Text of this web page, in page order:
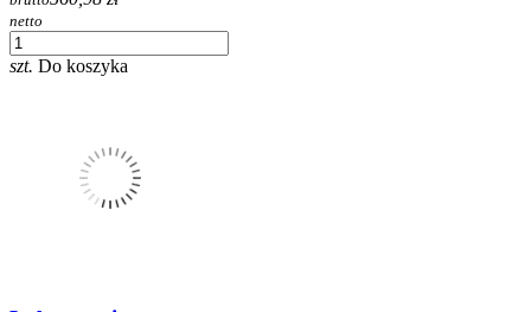
netto
szt. Do koszyka